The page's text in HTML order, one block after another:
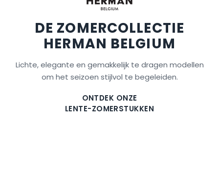
DE ZOMERCOLLECTIE
HERMAN BELGIUM
Lichte, elegante en gemakkelijk te dragen modellen
om het seizoen stijlvol te begeleiden.
ONTDEK ONZE
LENTE-ZOMERSTUKKEN